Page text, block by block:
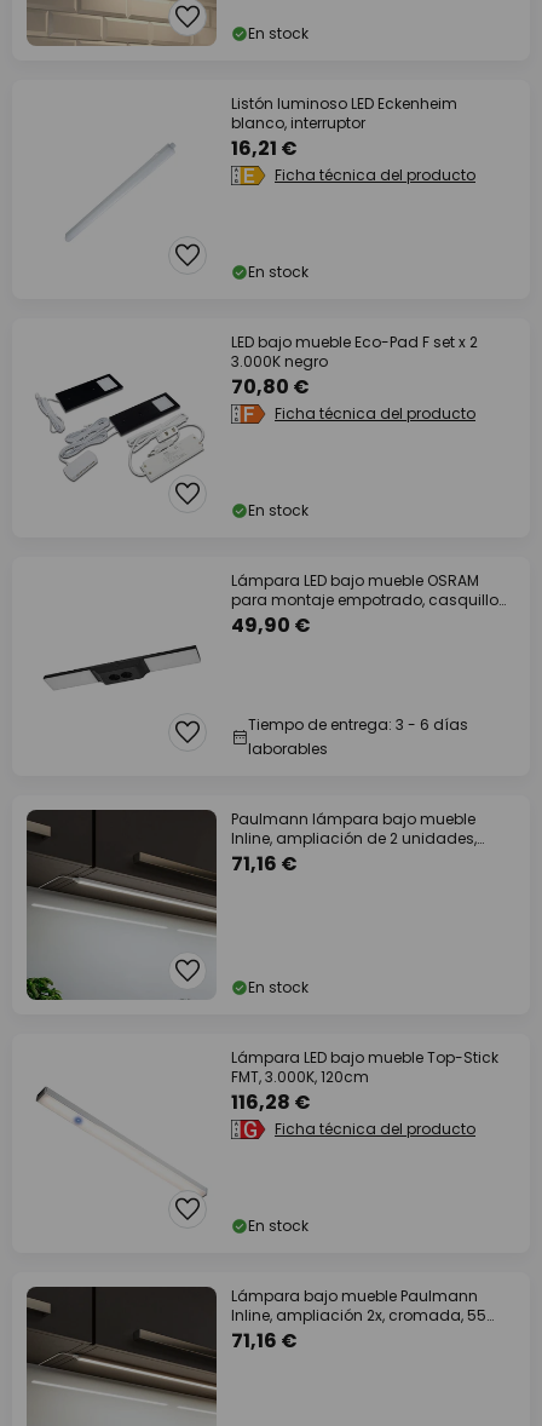
En stock
Listón luminoso LED Eckenheim
blanco, interruptor
16,21 €
Ficha técnica del producto
En stock
LED bajo mueble Eco-Pad F set x 2
3.000K negro
70,80 €
Ficha técnica del producto
En stock
Lámpara LED bajo mueble OSRAM
para montaje empotrado, casquillo
negro, 3000 K,
49,90 €
Tiempo de entrega: 3 - 6 días
laborables
Paulmann lámpara bajo mueble
Inline, ampliación de 2 unidades,
blanco, 55 cm,
71,16 €
En stock
Lámpara LED bajo mueble Top-Stick
FMT, 3.000K, 120cm
116,28 €
Ficha técnica del producto
En stock
Lámpara bajo mueble Paulmann
Inline, ampliación 2x, cromada, 55
cm, CCT
71,16 €